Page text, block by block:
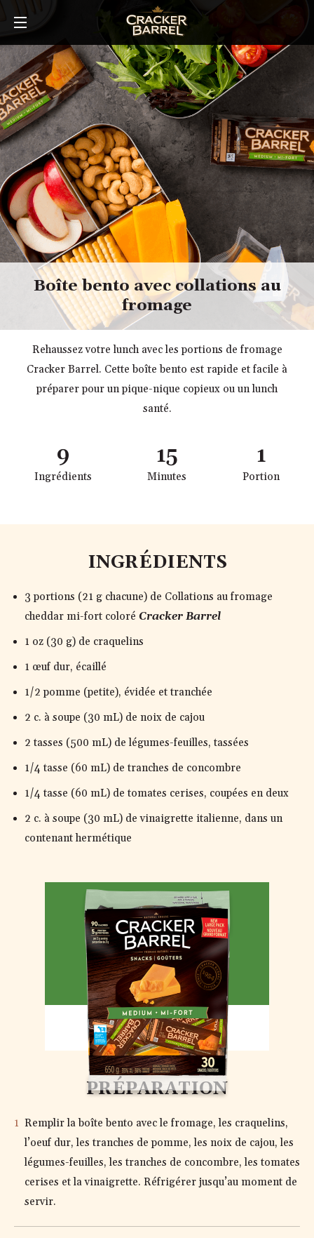
main
Boîte bento avec collations au
fromage
Rehaussez votre lunch avec les portions de fromage
Cracker Barrel. Cette boîte bento est rapide et facile à
préparer pour un pique-nique copieux ou un lunch
santé.
9
Ingrédients
15
Minutes
1
Portion
INGRÉDIENTS
3 portions (21 g chacune) de Collations au fromage
cheddar mi-fort coloré Cracker Barrel
1 oz (30 g) de craquelins
1 œuf dur, écaillé
1/2 pomme (petite), évidée et tranchée
2 c. à soupe (30 mL) de noix de cajou
2 tasses (500 mL) de légumes-feuilles, tassées
1/4 tasse (60 mL) de tranches de concombre
1/4 tasse (60 mL) de tomates cerises, coupées en deux
2 c. à soupe (30 mL) de vinaigrette italienne, dans un
contenant hermétique
MI-FORT
PRÉPARATION
Remplir la boîte bento avec le fromage, les craquelins,
l’oeuf dur, les tranches de pomme, les noix de cajou, les
légumes-feuilles, les tranches de concombre, les tomates
cerises et la vinaigrette. Réfrigérer jusqu’au moment de
servir.